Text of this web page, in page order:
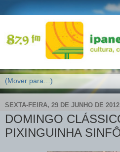
SEXTA-FEIRA, 29 DE JUNHO DE 2012
DOMINGO
PIXINGUINHA